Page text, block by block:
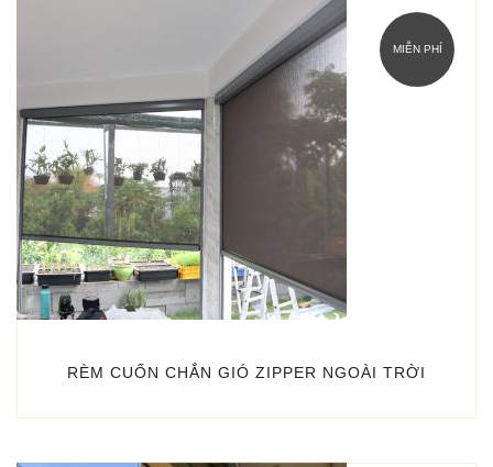
MIỄN PHÍ
RÈM CUỐN CHẮN GIÓ ZIPPER NGOÀI TRỜI